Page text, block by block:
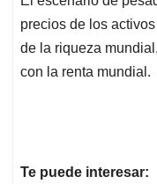
precios de los
de la riqueza
con la renta mundial.
Te puede interesar: